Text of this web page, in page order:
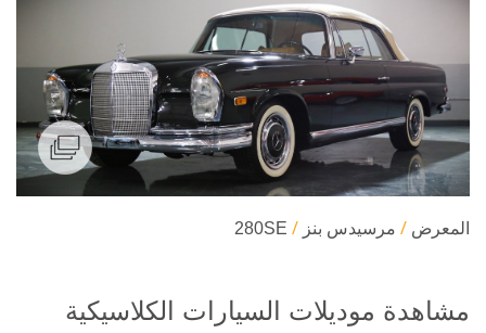
المعرض مرسيدس بنز 280SE
مشاهدة موديلات السيارات الكلاسيكية